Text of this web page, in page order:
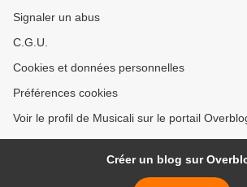
Signaler un abus
C.G.U.
Cookies et données personnelles
Préférences cookies
Voir le profil de Musicali sur le portail
Créer un blog sur